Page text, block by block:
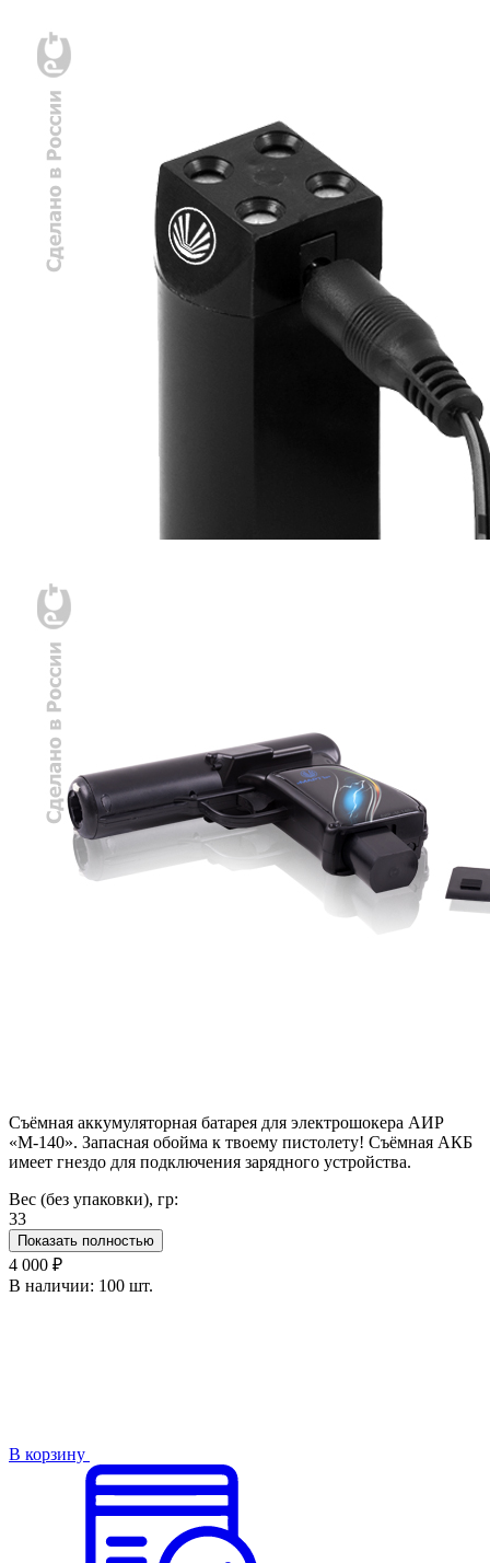
Съёмная аккумуляторная батарея для электрошокера АИР
«М-140». Запасная обойма к твоему пистолету! Съёмная АКБ
имеет гнездо для подключения зарядного устройства.
Вес (без упаковки), гр:
33
Показать полностью
4 000 ₽
В наличии: 100 шт.
В корзину